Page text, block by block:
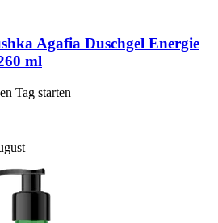
Agafia Duschgel Energie
ml
Tag starten